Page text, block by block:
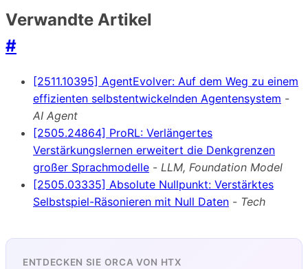
Verwandte Artikel
#
[2511.10395] AgentEvolver: Auf dem Weg zu einem
effizienten selbstentwickelnden Agentensystem -
AI Agent
[2505.24864] ProRL: Verlängertes
Verstärkungslernen erweitert die Denkgrenzen
großer Sprachmodelle - LLM, Foundation Model
[2505.03335] Absolute Nullpunkt: Verstärktes
Selbstspiel-Räsonieren mit Null Daten - Tech
ENTDECKEN SIE ORCA VON HTX